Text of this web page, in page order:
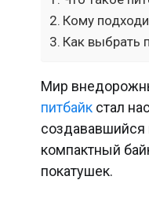
Кому
Как выбрать
Мир
питбайк стал
создававшийся
компактный
покатушек.